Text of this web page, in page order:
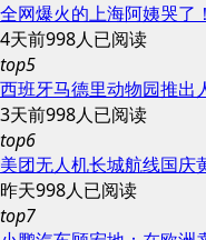
全网爆火的上海阿姨哭了
4天前998人已阅读
top5
西班牙马德里动物园推出
3天前998人已阅读
top6
美团无人机长城航线国庆
昨天998人已阅读
top7